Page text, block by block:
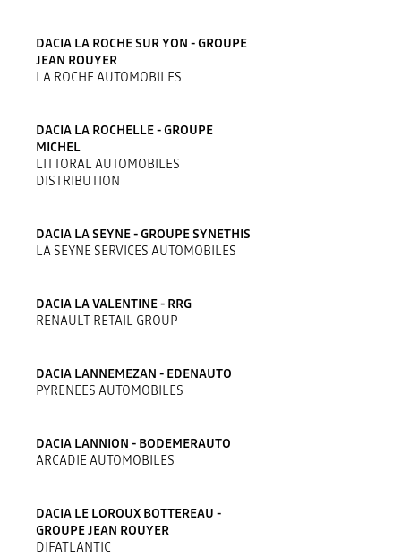
DACIA LA ROCHE SUR YON - GROUPE
JEAN ROUYER
LA ROCHE AUTOMOBILES
DACIA LA ROCHELLE - GROUPE
MICHEL
LITTORAL AUTOMOBILES
DISTRIBUTION
DACIA LA SEYNE - GROUPE SYNETHIS
LA SEYNE SERVICES AUTOMOBILES
DACIA LA VALENTINE - RRG
RENAULT RETAIL GROUP
DACIA LANNEMEZAN - EDENAUTO
PYRENEES AUTOMOBILES
DACIA LANNION - BODEMERAUTO
ARCADIE AUTOMOBILES
DACIA LE LOROUX BOTTEREAU -
GROUPE JEAN ROUYER
DIFATLANTIC